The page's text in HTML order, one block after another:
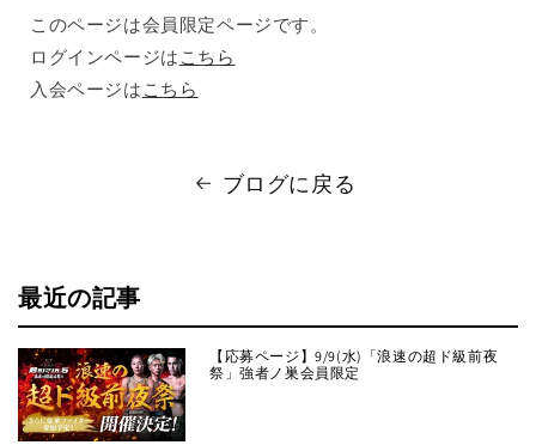
このページは会員限定ページです。
ログインページは こちら
入会ページは こちら
ブログに戻る
最近の記事
【応募ページ】9/9(水)「浪速の超ド級前夜
祭」強者ノ巣会員限定